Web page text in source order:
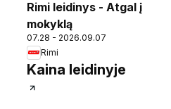
Rimi leidinys - Atgal į
mokyklą
07.28 - 2026.09.07
Rimi
Kaina leidinyje